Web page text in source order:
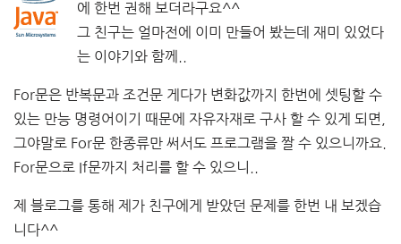
에 한번 권해 보더라구요^^
그 친구는 얼마전에 이미 만들어 봤는데 재미 있었다
는 이야기와 함께..
For문은 반복문과 조건문 게다가 변화값까지 한번에 셋팅할 수
있는 만능 명령어이기 때문에 자유자재로 구사 할 수 있게 되면,
그야말로 For문 한종류만 써서도 프로그램을 짤 수 있으니까요.
For문으로 If문까지 처리를 할 수 있으니..
제 블로그를 통해 제가 친구에게 받았던 문제를 한번 내 보겠습
니다^^